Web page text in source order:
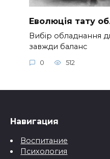
Еволюція тату
Вибір обладнання
завжди баланс
0 512
Навигация
Воспитание
Психология